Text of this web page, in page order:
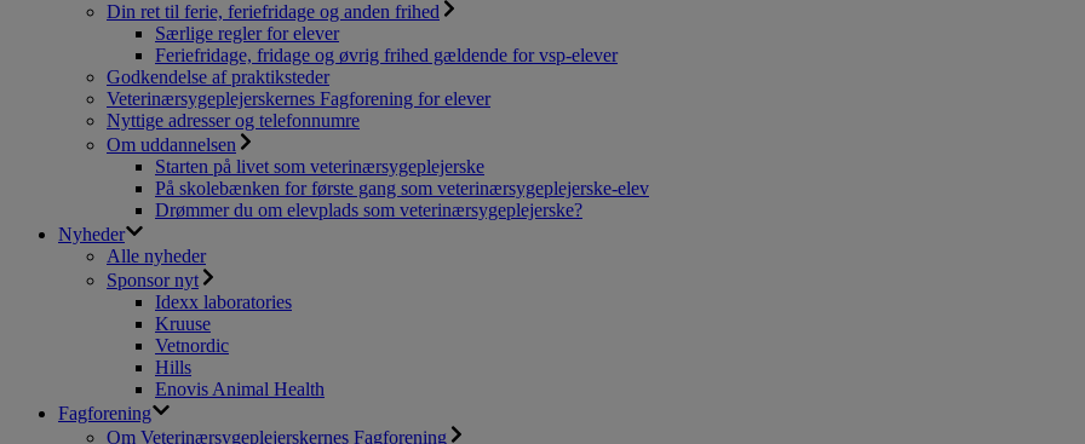
Din ret til ferie, feriefridage og anden frihed
Særlige regler for elever
Feriefridage, fridage og øvrig frihed gældende for vsp-elever
Godkendelse af praktiksteder
Veterinærsygeplejerskernes Fagforening for elever
Nyttige adresser og telefonnumre
Om uddannelsen
Starten på livet som veterinærsygeplejerske
På skolebænken for første gang som veterinærsygeplejerske-elev
Drømmer du om elevplads som veterinærsygeplejerske?
Nyheder
Alle nyheder
Sponsor nyt
Idexx laboratories
Kruuse
Vetnordic
Hills
Enovis Animal Health
Fagforening
Om Veterinærsygeplejerskernes Fagforening